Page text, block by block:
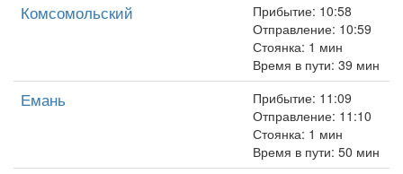
Комсомольский
Прибытие: 10:58
Отправление: 10:59
Стоянка: 1 мин
Время в пути: 39 мин
Емань
Прибытие: 11:09
Отправление: 11:10
Стоянка: 1 мин
Время в пути: 50 мин